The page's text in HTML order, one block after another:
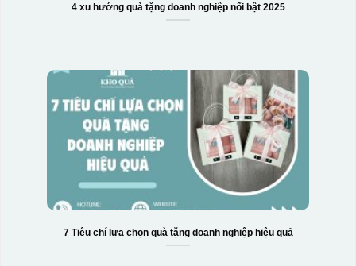
4 xu hướng quà tặng doanh nghiệp nổi bật 2025
7 Tiêu chí lựa chọn quà tặng doanh nghiệp hiệu quả